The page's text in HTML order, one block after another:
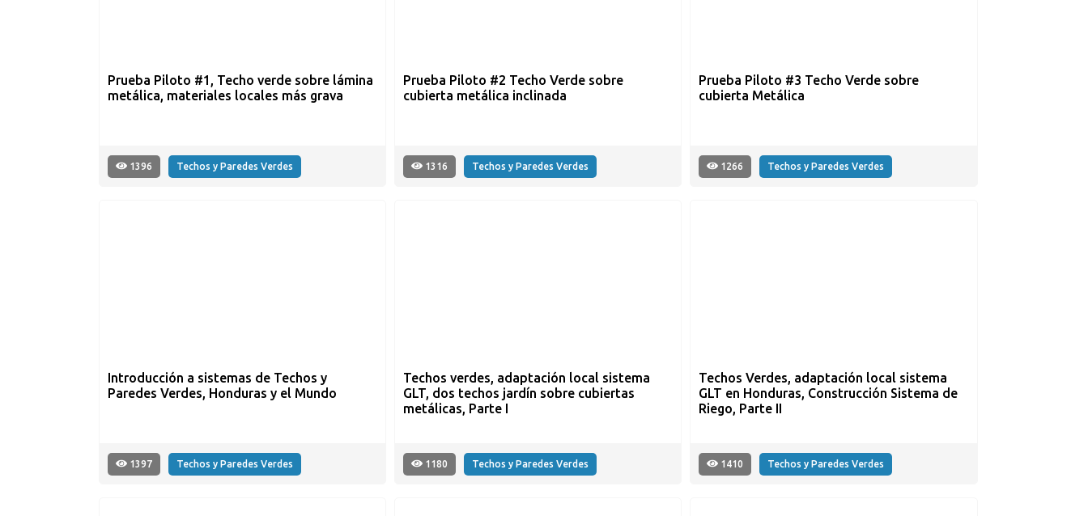
Prueba Piloto #1, Techo verde sobre lámina
metálica, materiales locales más grava
1396 Techos y Paredes Verdes
Prueba Piloto #2 Techo Verde sobre
cubierta metálica inclinada
1316 Techos y Paredes Verdes
Prueba Piloto #3 Techo Verde sobre
cubierta Metálica
1266 Techos y Paredes Verdes
Introducción a sistemas de Techos y
Paredes Verdes, Honduras y el Mundo
1397 Techos y Paredes Verdes
Techos verdes, adaptación local sistema
GLT, dos techos jardín sobre cubiertas
metálicas, Parte I
1180 Techos y Paredes Verdes
Techos Verdes, adaptación local sistema
GLT en Honduras, Construcción Sistema de
Riego, Parte II
1410 Techos y Paredes Verdes